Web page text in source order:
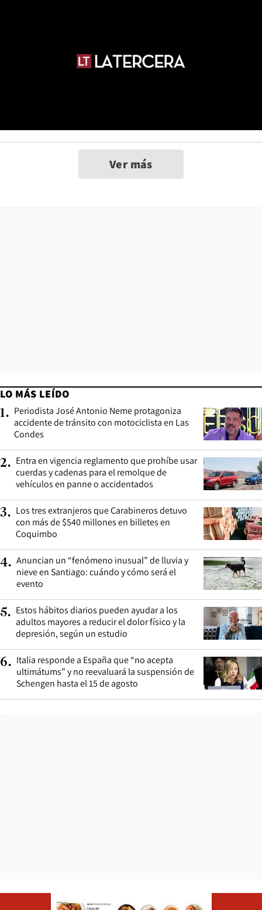
Ver más
LO MÁS LEÍDO
1. Periodista José Antonio Neme protagoniza
accidente de tránsito con motociclista en Las
Condes
2. Entra en vigencia reglamento que prohíbe usar
cuerdas y cadenas para el remolque de
vehículos en panne o accidentados
3. Los tres extranjeros que Carabineros detuvo
con más de $540 millones en billetes en
Coquimbo
4. Anuncian un “fenómeno inusual” de lluvia y
nieve en Santiago: cuándo y cómo será el
evento
5. Estos hábitos diarios pueden ayudar a los
adultos mayores a reducir el dolor físico y la
depresión, según un estudio
6. Italia responde a España que “no acepta
ultimátums” y no reevaluará la suspensión de
Schengen hasta el 15 de agosto